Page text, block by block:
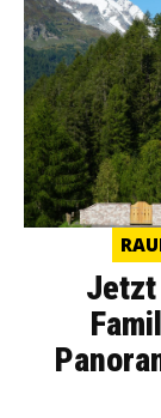
Jetzt